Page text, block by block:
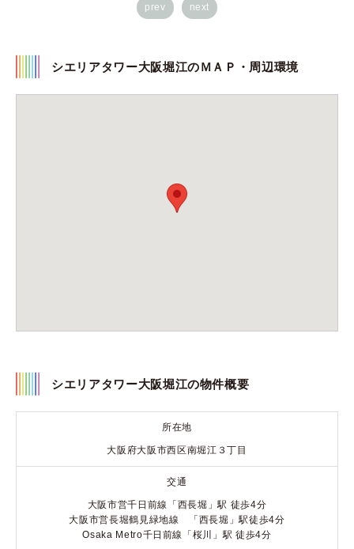
prev next
シエリアタワー大阪堀江のＭＡＰ・周辺環境
シエリアタワー大阪堀江の物件概要
所在地
大阪府大阪市西区南堀江３丁目
交通
大阪市営千日前線「西長堀」駅 徒歩4分
大阪市営長堀鶴見緑地線 「西長堀」駅徒歩4分
Osaka Metro千日前線「桜川」駅 徒歩4分